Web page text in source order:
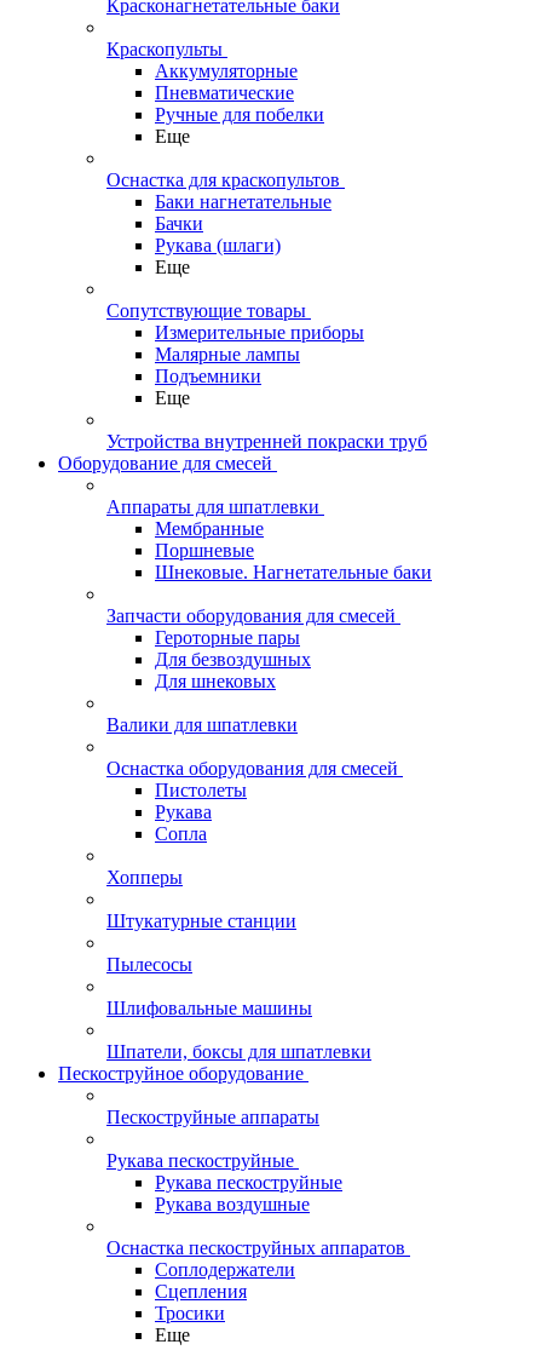
Красконагнетательные баки
Краскопульты
Аккумуляторные
Пневматические
Ручные для побелки
Еще
Оснастка для краскопультов
Баки нагнетательные
Бачки
Рукава (шлаги)
Еще
Сопутствующие товары
Измерительные приборы
Малярные лампы
Подъемники
Еще
Устройства внутренней покраски труб
Оборудование для смесей
Аппараты для шпатлевки
Мембранные
Поршневые
Шнековые. Нагнетательные баки
Запчасти оборудования для смесей
Героторные пары
Для безвоздушных
Для шнековых
Валики для шпатлевки
Оснастка оборудования для смесей
Пистолеты
Рукава
Сопла
Хопперы
Штукатурные станции
Пылесосы
Шлифовальные машины
Шпатели, боксы для шпатлевки
Пескоструйное оборудование
Пескоструйные аппараты
Рукава пескоструйные
Рукава пескоструйные
Рукава воздушные
Оснастка пескоструйных аппаратов
Соплодержатели
Сцепления
Тросики
Еще